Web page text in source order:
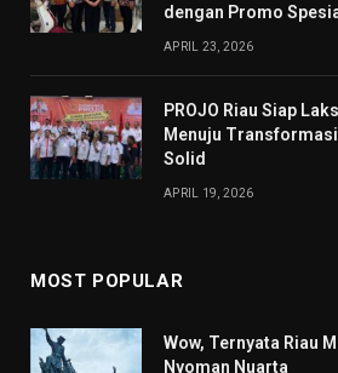
dengan Promo
APRIL 23, 2026
PROJO Riau Siap
Menuju
Solid
APRIL 19, 2026
MOST POPULAR
Wow, Ternyata Riau
Nyoman Nuarta